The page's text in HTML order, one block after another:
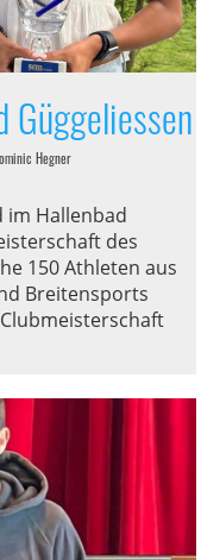
Hegner
im Hallenbad
des
150 Athleten aus
Breitensports